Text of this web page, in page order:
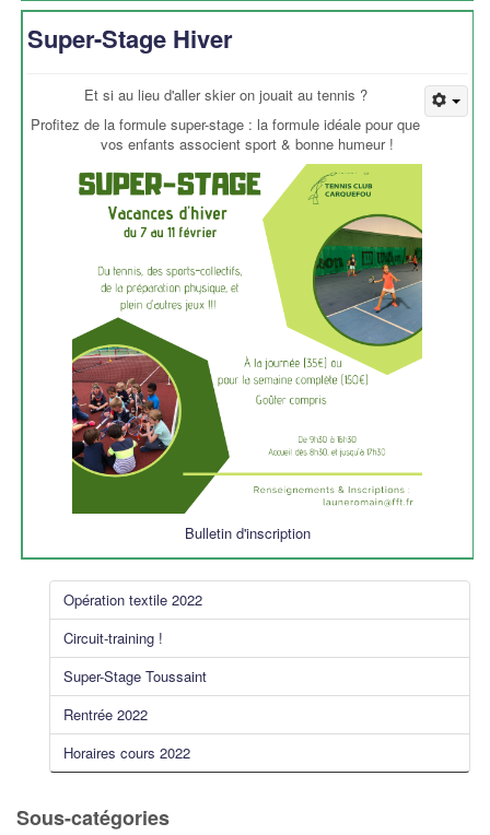
Super-Stage Hiver
Et si au lieu d'aller skier on jouait au tennis ?
Profitez de la formule super-stage : la formule idéale pour que
vos enfants associent sport & bonne humeur !
Bulletin d'inscription
Opération textile 2022
Circuit-training !
Super-Stage Toussaint
Rentrée 2022
Horaires cours 2022
Sous-catégories